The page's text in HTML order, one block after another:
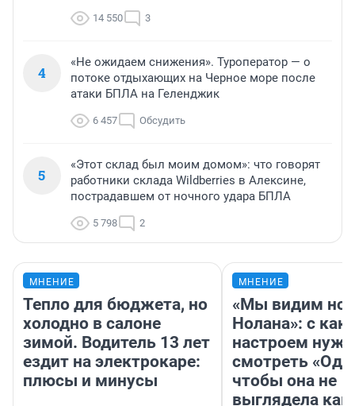
14 550 3
4
«Не ожидаем снижения». Туроператор — о
потоке отдыхающих на Черное море после
атаки БПЛА на Геленджик
6 457 Обсудить
5
«Этот склад был моим домом»: что говорят
работники склада Wildberries в Алексине,
пострадавшем от ночного удара БПЛА
5 798 2
МНЕНИЕ
Тепло для бюджета, но
холодно в салоне
зимой. Водитель 13 лет
ездит на электрокаре:
плюсы и минусы
МНЕНИЕ
«Мы видим
Нолана»: с
настроем
смотреть
чтобы она не
выглядела как